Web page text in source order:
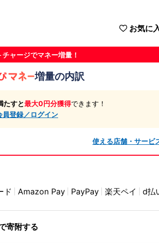
お気に
ャージでマネー増量！
増量の内訳
たすと最大0円分獲得できます！
員登録／ログイン
使える店舗・サービ
ド Amazon Pay PayPay 楽天ペイ d払
寄附する